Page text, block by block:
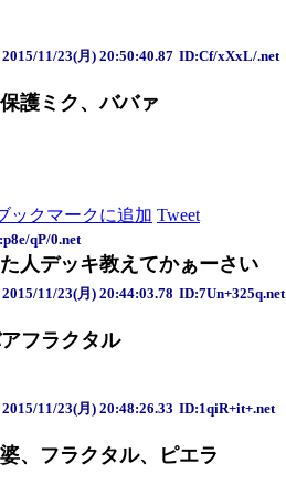
2015/11/23(月) 20:50:40.87 ID:Cf/xXxL/.net
護ミク、ババァ
Tweet
qP/0.net
人デッキ教えてかぁーさい
2015/11/23(月) 20:44:03.78 ID:7Un+325q.net
フラクタル
2015/11/23(月) 20:48:26.33 ID:1qiR+it+.net
、フラクタル、ピエラ